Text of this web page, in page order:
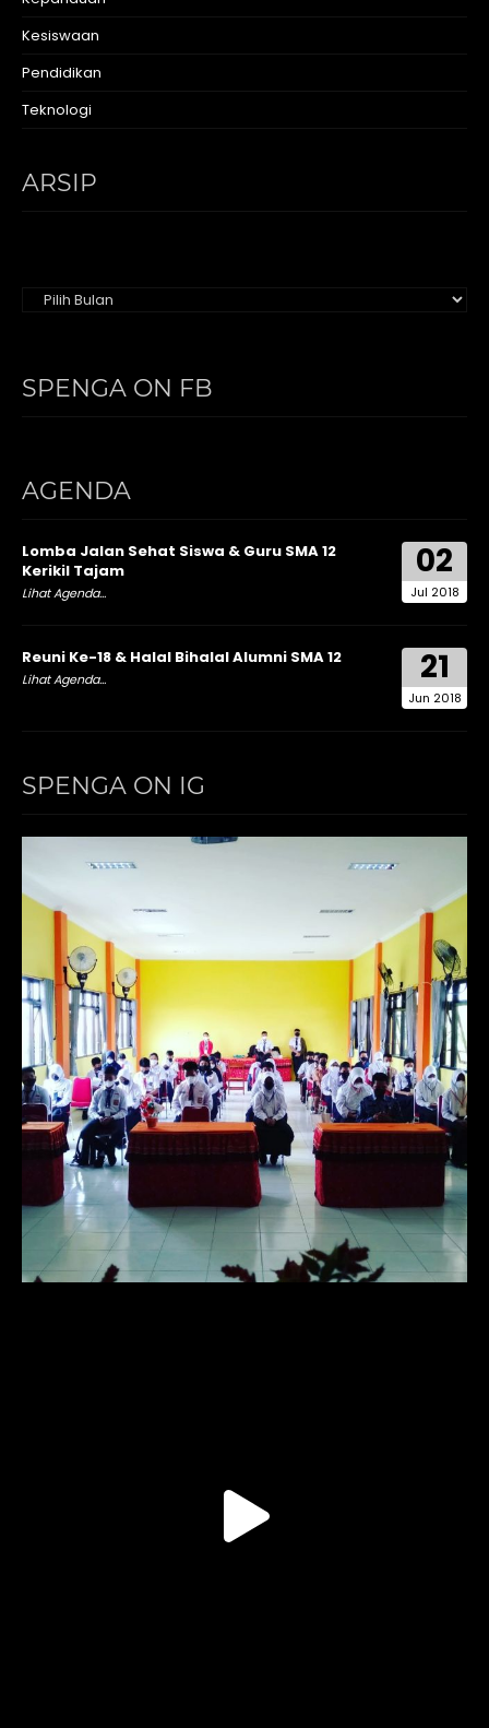
Kesiswaan
Pendidikan
Teknologi
ARSIP
SPENGA ON FB
AGENDA
02
Jul 2018
Lomba Jalan Sehat Siswa & Guru SMA 12
Kerikil Tajam
Lihat Agenda...
21
Jun 2018
Reuni Ke-18 & Halal Bihalal Alumni SMA 12
Lihat Agenda...
SPENGA ON IG